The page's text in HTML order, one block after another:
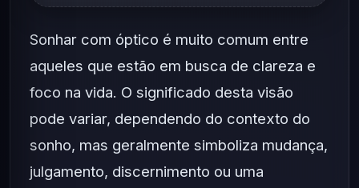
Sonhar com óptico é muito comum entre
aqueles que estão em busca de clareza e
foco na vida. O significado desta visão
pode variar, dependendo do contexto do
sonho, mas geralmente simboliza mudança,
julgamento, discernimento ou uma